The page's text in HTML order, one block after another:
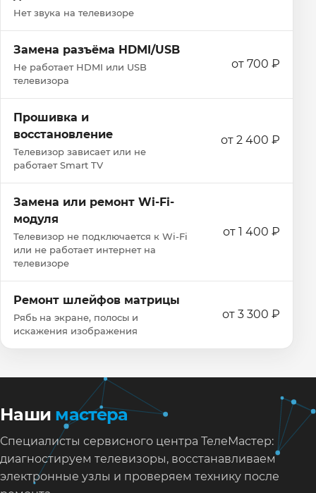
Нет звука на телевизоре
Замена разъёма HDMI/USB
Не работает HDMI или USB
телевизора
от 700 ₽
Прошивка и
восстановление
Телевизор зависает или не
работает Smart TV
от 2 400 ₽
Замена или ремонт Wi‑Fi-
модуля
Телевизор не подключается к Wi‑Fi
или не работает интернет на
телевизоре
от 1 400 ₽
Ремонт шлейфов матрицы
Рябь на экране, полосы и
искажения изображения
от 3 300 ₽
Наши мастера
Специалисты сервисного центра ТелеМастер:
диагностируем телевизоры, восстанавливаем
электронные узлы и проверяем технику после